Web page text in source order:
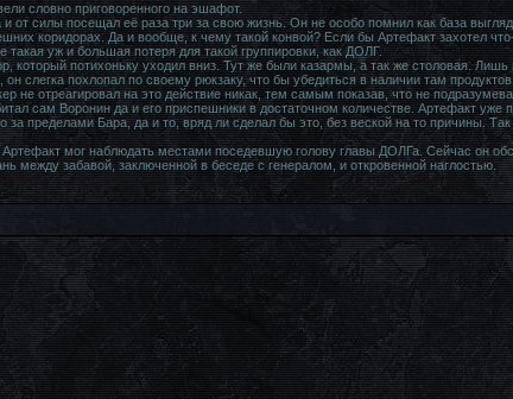
словно приговоренного на эшафот.
от силы посещал её раза три за свою жизнь. Он не особо помнил как база
коридорах. Да и вообще, к чему такой конвой? Если бы Артефакт захотел
уж и большая потеря для такой группировки, как ДОЛГ.
который потихоньку уходил вниз. Тут же были казармы, а так же столовая.
слегка похлопал по своему рюкзаку, что бы убедиться в наличии там
не отреагировал на это действие никак, тем самым показав, что не
сам Воронин да и его приспешники в достаточном количестве. Артефакт
за пределами Бара, да и то, вряд ли сделал бы это, без веской на то причины.
мог наблюдать местами поседевшую голову главы ДОЛГа. Сейчас он
между забавой, заключенной в беседе с генералом, и откровенной наглостью.